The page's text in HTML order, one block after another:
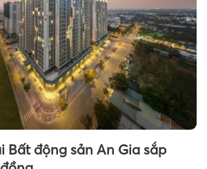
Bất động sản An Gia sắp